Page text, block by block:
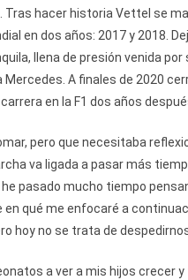
Tras hacer historia Vettel se
en dos años: 2017 y 2018.
llena de presión venida por
A finales de 2020
en la F1 dos años
pero que necesitaba
va ligada a pasar más
pasado mucho tiempo
qué me enfocaré a
hoy no se trata de
a ver a mis hijos crecer